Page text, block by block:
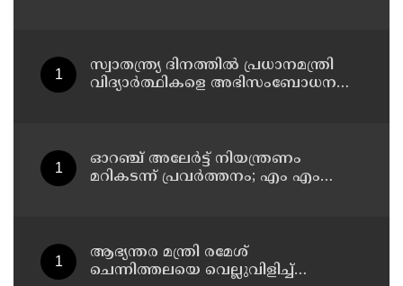
സ്വാതന്ത്ര്യ ദിനത്തില്‍ പ്രധാനമന്ത്രി
വിദ്യാര്‍ത്ഥികളെ അഭിസംബോധന
ഓറഞ്ച് അലേര്‍ട്ട് നിയന്ത്രണം
മറികടന്ന് പ്രവര്‍ത്തനം; എം എം
ആഭ്യന്തര മന്ത്രി രമേശ്
ചെന്നിത്തലയെ വെല്ലുവിളിച്ച്